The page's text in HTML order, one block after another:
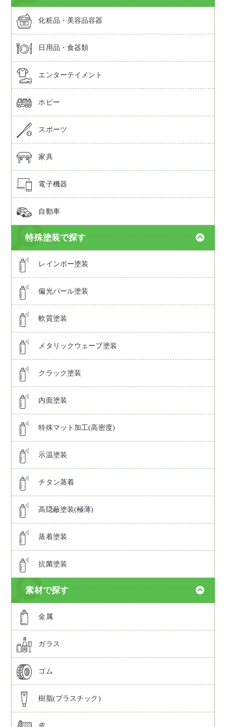
化粧品・美容品容器
日用品・食器類
エンターテイメント
ホビー
スポーツ
家具
電子機器
自動車
特殊塗装で探す
レインボー塗装
偏光パール塗装
軟質塗装
メタリックウェーブ塗装
クラック塗装
内面塗装
特殊マット加工(高密度)
示温塗装
チタン蒸着
高隠蔽塗装(極薄)
蒸着塗装
抗菌塗装
素材で探す
金属
ガラス
ゴム
樹脂(プラスチック)